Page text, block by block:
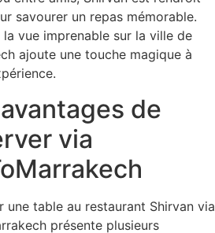
savourer un repas mémorable.
la vue imprenable sur la ville de
ajoute une touche magique à
de
via
une table au restaurant Shirvan via
présente plusieurs